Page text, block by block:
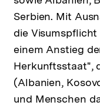
Serbien. Mit
die
einem Anstieg
Herkunftsstaat",
(Albanien,
und Menschen